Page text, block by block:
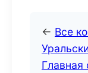
← Все
Главная